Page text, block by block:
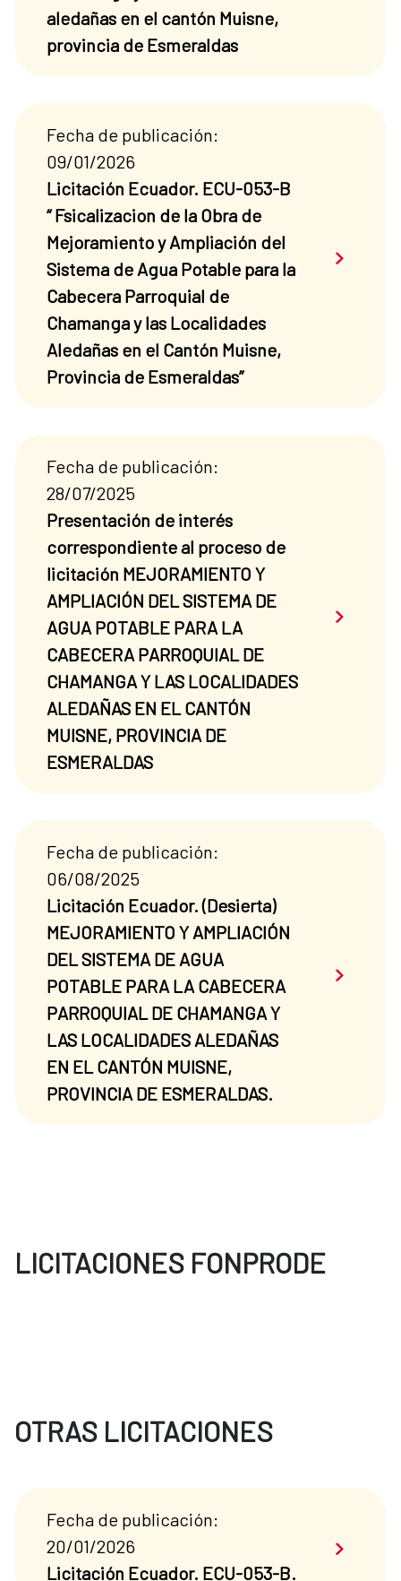
aledañas en el cantón Muisne,
provincia de Esmeraldas
Fecha de publicación:
09/01/2026
Licitación Ecuador. ECU-053-B
“ Fsicalizacion de la Obra de
Mejoramiento y Ampliación del
Sistema de Agua Potable para la
Cabecera Parroquial de
Chamanga y las Localidades
Aledañas en el Cantón Muisne,
Provincia de Esmeraldas”
Saber
Fecha de publicación:
28/07/2025
Presentación de interés
correspondiente al proceso de
licitación MEJORAMIENTO Y
AMPLIACIÓN DEL SISTEMA DE
AGUA POTABLE PARA LA
CABECERA PARROQUIAL DE
CHAMANGA Y LAS LOCALIDADES
ALEDAÑAS EN EL CANTÓN
MUISNE, PROVINCIA DE
ESMERALDAS
Saber
Fecha de publicación:
06/08/2025
Licitación Ecuador. (Desierta)
MEJORAMIENTO Y AMPLIACIÓN
DEL SISTEMA DE AGUA
POTABLE PARA LA CABECERA
PARROQUIAL DE CHAMANGA Y
LAS LOCALIDADES ALEDAÑAS
EN EL CANTÓN MUISNE,
PROVINCIA DE ESMERALDAS.
Saber
LICITACIONES FONPRODE
OTRAS LICITACIONES
Fecha de publicación:
20/01/2026
Licitación Ecuador. ECU-053-B.
Saber